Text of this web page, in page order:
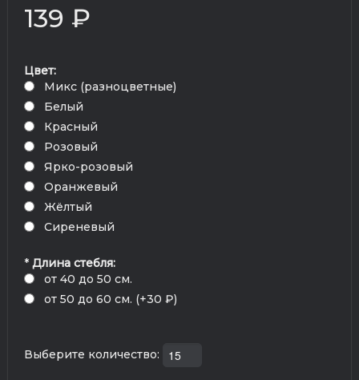
139 ₽
Цвет:
Микс (разноцветные)
Белый
Красный
Розовый
Ярко-розовый
Оранжевый
Жёлтый
Сиреневый
* Длина стебля:
от 40 до 50 см.
от 50 до 60 см. (+30 ₽)
Выберите количество: